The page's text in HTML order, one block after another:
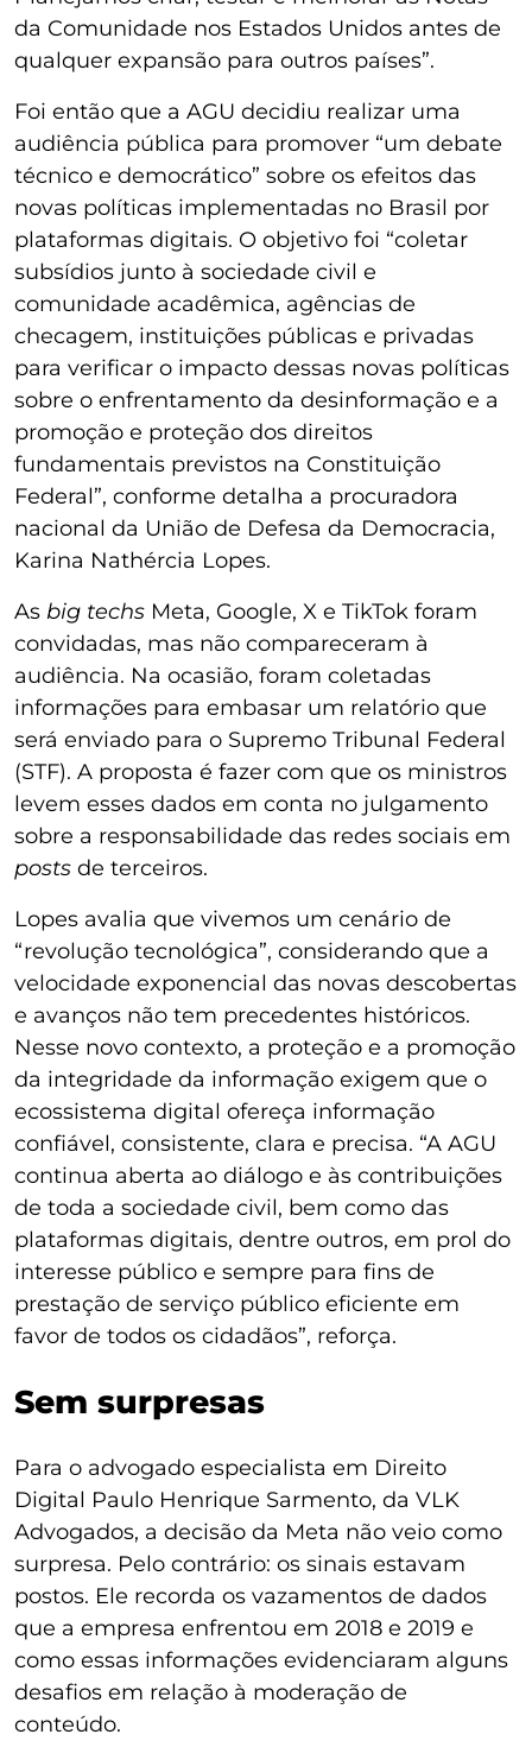
da Comunidade nos Estados Unidos antes de
qualquer expansão para outros países”.
Foi então que a AGU decidiu realizar uma
audiência pública para promover “um debate
técnico e democrático” sobre os efeitos das
novas políticas implementadas no Brasil por
plataformas digitais. O objetivo foi “coletar
subsídios junto à sociedade civil e
comunidade acadêmica, agências de
checagem, instituições públicas e privadas
para verificar o impacto dessas novas políticas
sobre o enfrentamento da desinformação e a
promoção e proteção dos direitos
fundamentais previstos na Constituição
Federal”, conforme detalha a procuradora
nacional da União de Defesa da Democracia,
Karina Nathércia Lopes.
As big techs Meta, Google, X e TikTok foram
convidadas, mas não compareceram à
audiência. Na ocasião, foram coletadas
informações para embasar um relatório que
será enviado para o Supremo Tribunal Federal
(STF). A proposta é fazer com que os ministros
levem esses dados em conta no julgamento
sobre a responsabilidade das redes sociais em
posts de terceiros.
Lopes avalia que vivemos um cenário de
“revolução tecnológica”, considerando que a
velocidade exponencial das novas descobertas
e avanços não tem precedentes históricos.
Nesse novo contexto, a proteção e a promoção
da integridade da informação exigem que o
ecossistema digital ofereça informação
confiável, consistente, clara e precisa. “A AGU
continua aberta ao diálogo e às contribuições
de toda a sociedade civil, bem como das
plataformas digitais, dentre outros, em prol do
interesse público e sempre para fins de
prestação de serviço público eficiente em
favor de todos os cidadãos”, reforça.
Sem surpresas
Para o advogado especialista em Direito
Digital Paulo Henrique Sarmento, da VLK
Advogados, a decisão da Meta não veio como
surpresa. Pelo contrário: os sinais estavam
postos. Ele recorda os vazamentos de dados
que a empresa enfrentou em 2018 e 2019 e
como essas informações evidenciaram alguns
desafios em relação à moderação de
conteúdo.